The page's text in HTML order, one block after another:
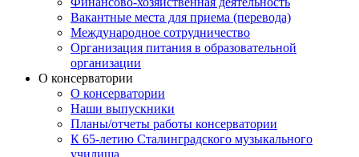
Вакантные места для приема (перевода)
Международное сотрудничество
Организация питания в образовательной
организации
О консерватории
О консерватории
Наши выпускники
Планы/отчеты работы консерватории
К 65-летию Сталинградского музыкального